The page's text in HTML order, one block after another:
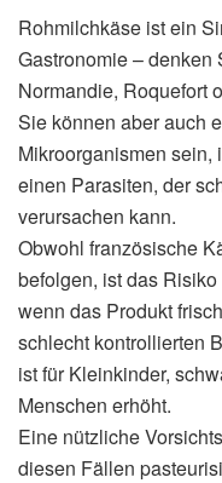
Rohmilchkäse ist ein
Gastronomie – denken
Normandie, Roquefort
Sie können aber auch
Mikroorganismen sein,
einen Parasiten, der
verursachen kann.
Obwohl französische
befolgen, ist das
wenn das Produkt
schlecht kontrollierten
ist für Kleinkinder,
Menschen erhöht.
Eine nützliche
diesen Fällen